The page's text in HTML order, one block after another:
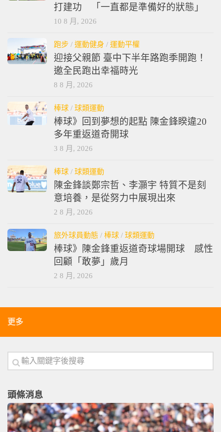
打建功 「一直都是準備好的狀態」
10 8 月, 2026
跑步 / 運動健身 / 運動平權
迎接父親節 臺中下半年路跑季開跑！
邀全民跑出幸福時光
8 8 月, 2026
棒球 / 球類運動
棒球》回到夢想的起點 陳金鋒睽違20
多年重返道奇開球
3 8 月, 2026
棒球 / 球類運動
陳金鋒談鄭宗哲、李灝宇 特質不是刻
意培養，是從努力中展現出來
2 8 月, 2026
旅外球員動態 / 棒球 / 球類運動
棒球》陳金鋒重返道奇球場開球 感性
回顧「敢夢」歲月
2 8 月, 2026
更多
頭條消息